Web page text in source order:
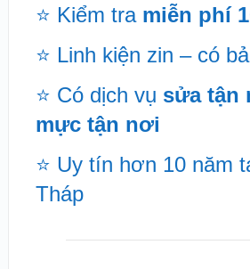
⭐ Kiểm tra miễn phí
⭐ Linh kiện zin – có
⭐ Có dịch vụ sửa tận
mực tận nơi
⭐ Uy tín hơn 10 năm
Tháp